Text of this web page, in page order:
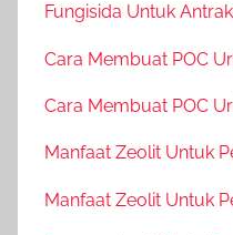
Fungisida Untuk
Cara Membuat POC
Cara Membuat POC
Manfaat Zeolit Untuk
Manfaat Zeolit Untuk